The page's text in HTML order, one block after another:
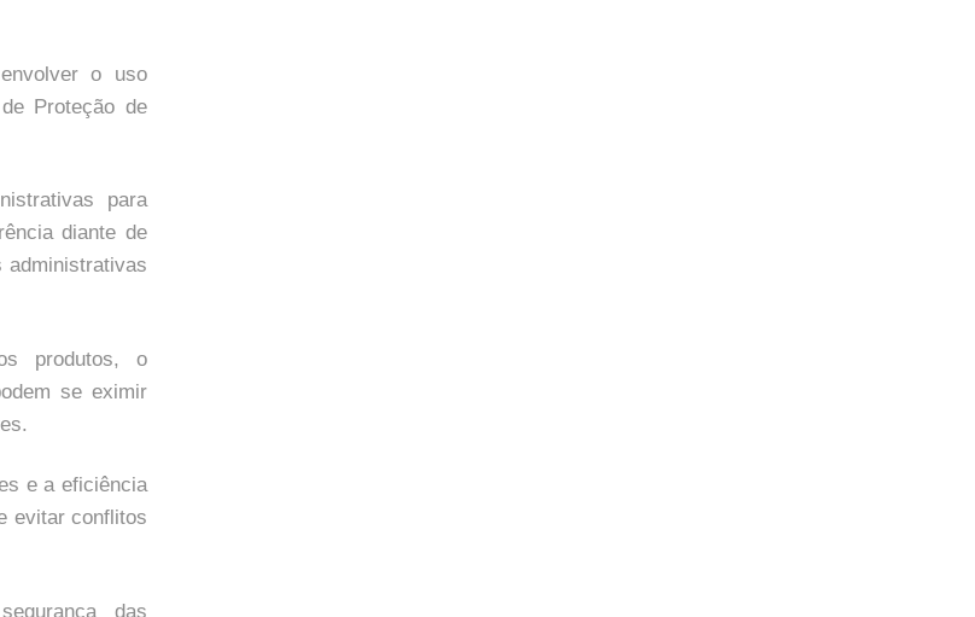
o uso
Proteção de
para
diante de
administrativas
produtos, o
se eximir
e a eficiência
evitar conflitos
das